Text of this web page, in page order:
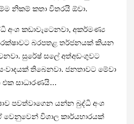
නිකම් කතා විත­රයි ඕවා.
අංශ කඩා­වැ­ටෙ­නවා, අක­ර්මණ්‍ය
බර­ප­තළ තර්ජ­න­යක් කියන
සුරේෂ් සලේ අත්අ­ඩං­ගු­වට
තිබෙ­නවා. ජන­තා­වට මේවා
සාධා­ර­ණයි…
පව­ත්වා­ගෙන යන්න බුද්ධි අංශ
වෙනු­වෙන් විශාල කාර්ය­භා­ර­යක්